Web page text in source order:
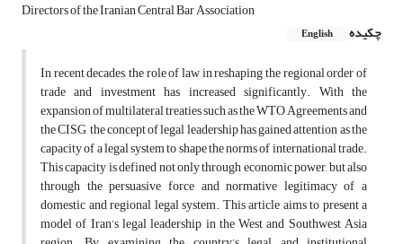
Directors of the Iranian Central Bar Association
چکیده
English
In recent decades, the role of law in reshaping the regional order of
trade and investment has increased significantly. With the
expansion of multilateral treaties such as the WTO Agreements and
the CISG, the concept of legal leadership has gained attention as the
capacity of a legal system to shape the norms of international trade.
This capacity is defined not only through economic power, but also
through the persuasive force and normative legitimacy of a
domestic and regional legal system. This article aims to present a
model of Iran’s legal leadership in the West and Southwest Asia